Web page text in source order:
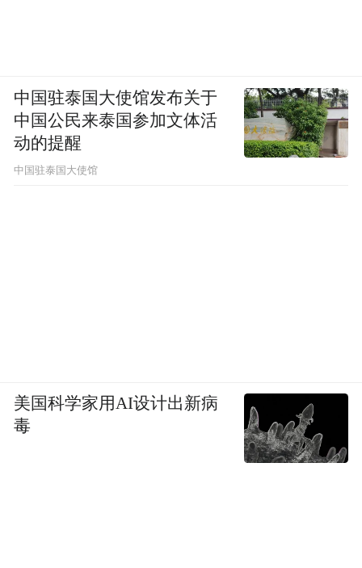
中国驻泰国大使馆发布关于
中国公民来泰国参加文体活
动的提醒
中国驻泰国大使馆
美国科学家用AI设计出新病
毒